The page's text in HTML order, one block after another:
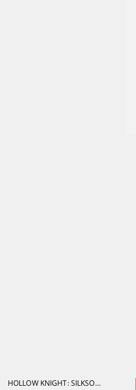
HOLLOW KNIGHT: SILKSONG [PS5]